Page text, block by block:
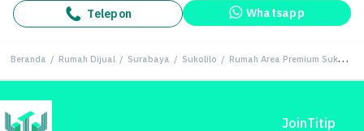
Telepon Whatsapp
Beranda / Rumah Dijual / Surabaya / Sukolilo / Rumah Area Premium Sukolilo, Surabaya - Harga Menarik 4,1 Miliar
JoinTitip